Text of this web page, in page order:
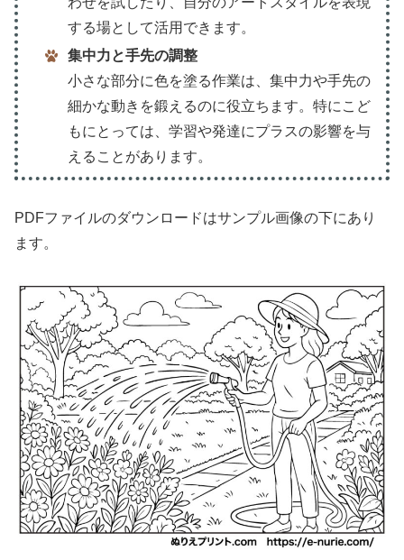
する場として活用できます。
集中力と手先の調整
小さな部分に色を塗る作業は、集中力や手先の
細かな動きを鍛えるのに役立ちます。特にこど
もにとっては、学習や発達にプラスの影響を与
えることがあります。
PDFファイルのダウンロードはサンプル画像の下にあり
ます。